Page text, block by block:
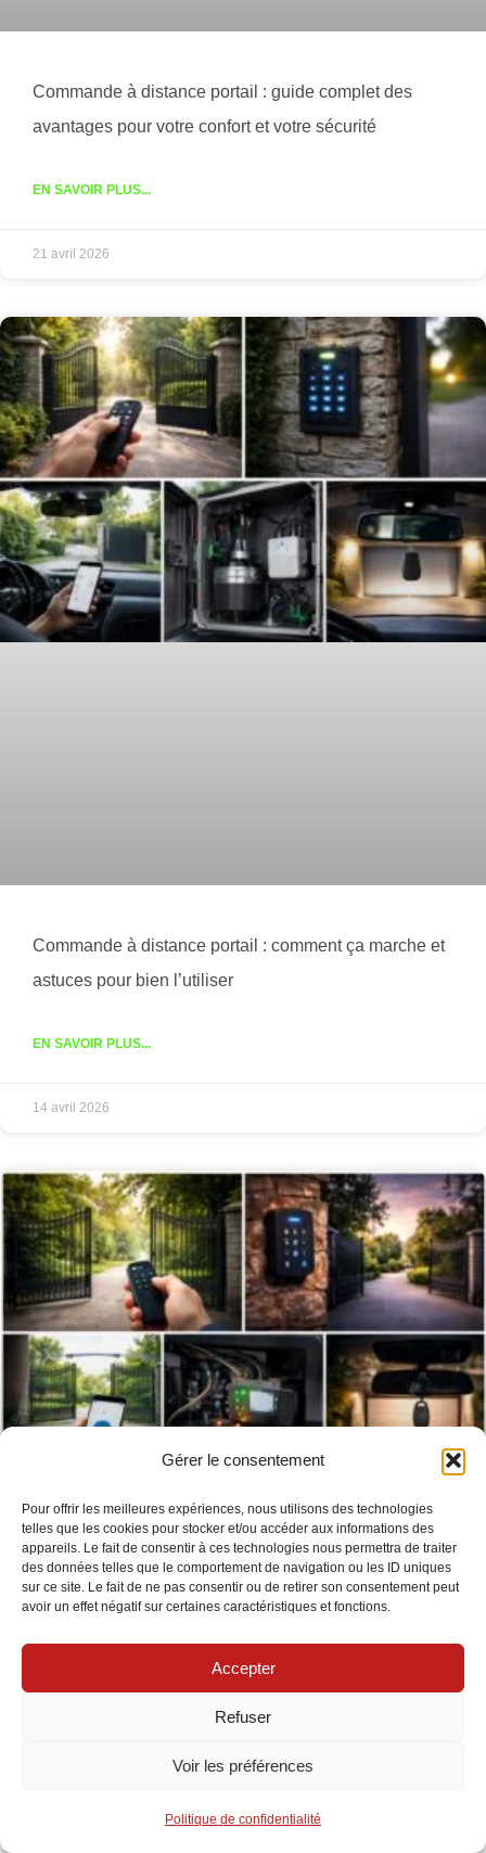
Gérer le consentement
Pour offrir les meilleures expériences, nous utilisons des technologies
telles que les cookies pour stocker et/ou accéder aux informations des
appareils. Le fait de consentir à ces technologies nous permettra de traiter
des données telles que le comportement de navigation ou les ID uniques
sur ce site. Le fait de ne pas consentir ou de retirer son consentement peut
avoir un effet négatif sur certaines caractéristiques et fonctions.
Accepter
Refuser
Voir les préférences
Politique de confidentialité
Commande à distance portail : guide complet des
avantages pour votre confort et votre sécurité
EN SAVOIR PLUS...
21 avril 2026
Commande à distance portail : comment ça marche et
astuces pour bien l’utiliser
EN SAVOIR PLUS...
14 avril 2026